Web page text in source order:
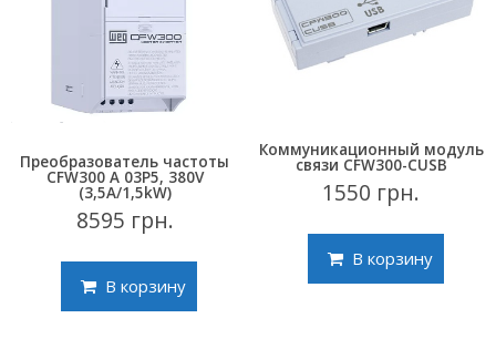
Преобразователь частоты
CFW300 A 03P5, 380V
(3,5A/1,5kW)
8595 грн.
В корзину
Коммуникационный модуль
связи CFW300-CUSB
1550 грн.
В корзину